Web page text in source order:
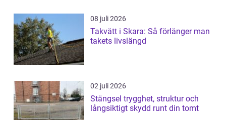
08 juli 2026
Takvätt i Skara: Så förlänger man
takets livslängd
02 juli 2026
Stängsel trygghet, struktur och
långsiktigt skydd runt din tomt